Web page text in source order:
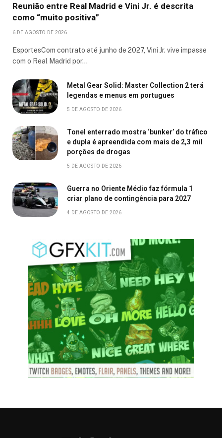
Reunião entre Real Madrid e Vini Jr. é descrita
como “muito positiva”
6 DE AGOSTO DE 2026
EsportesCom contrato até junho de 2027, Vini Jr. vive impasse
com o Real Madrid por…
Metal Gear Solid: Master Collection 2 terá
legendas e menus em portugues
5 DE AGOSTO DE 2026
Tonel enterrado mostra ‘bunker’ do tráfico
e dupla é apreendida com mais de 2,3 mil
porções de drogas
5 DE AGOSTO DE 2026
Guerra no Oriente Médio faz fórmula 1
criar plano de contingência para 2027
4 DE AGOSTO DE 2026